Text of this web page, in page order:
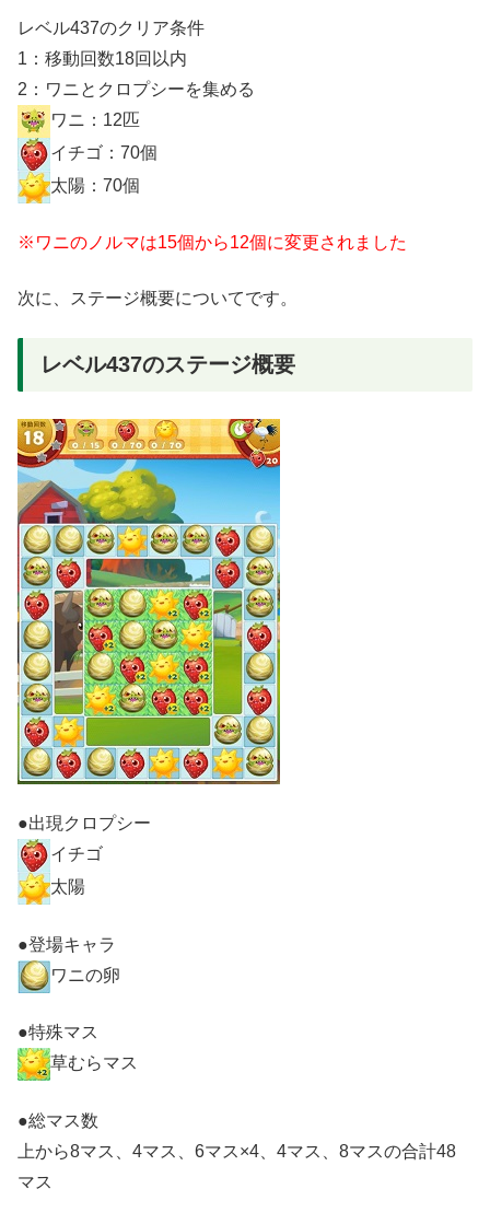
レベル437のクリア条件
1：移動回数18回以内
2：ワニとクロプシーを集める
ワニ：12匹
イチゴ：70個
太陽：70個
※ワニのノルマは15個から12個に変更されました
次に、ステージ概要についてです。
レベル437のステージ概要
●出現クロプシー
イチゴ
太陽
●登場キャラ
ワニの卵
●特殊マス
草むらマス
●総マス数
上から8マス、4マス、6マス×4、4マス、8マスの合計48
マス